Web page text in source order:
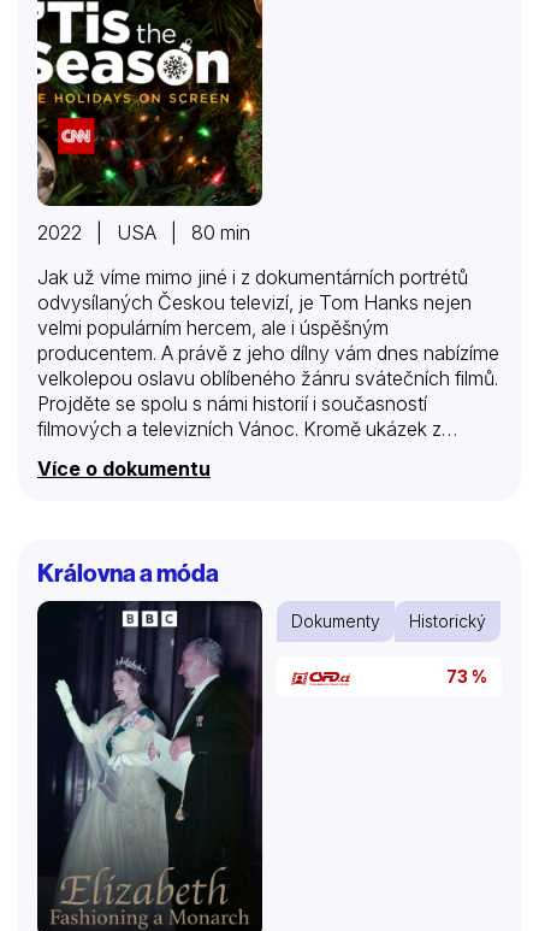
2022 | USA | 80 min
Jak už víme mimo jiné i z dokumentárních portrétů
odvysílaných Českou televizí, je Tom Hanks nejen
velmi populárním hercem, ale i úspěšným
producentem. A právě z jeho dílny vám dnes nabízíme
velkolepou oslavu oblíbeného žánru svátečních filmů.
Projděte se spolu s námi historií i současností
filmových a televizních Vánoc. Kromě ukázek z
rozhovory s režiséry, producenty, filmovými kritiky i
Více o dokumentu
Královna a móda
Dokumenty Historický
73 %